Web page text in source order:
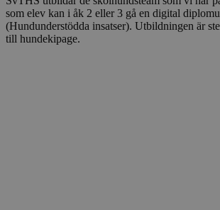
som elev kan i åk 2 eller 3 gå en digital
(Hundunderstödda insatser). Utbildningen är
till hundekipage.